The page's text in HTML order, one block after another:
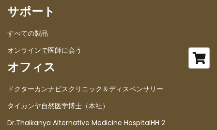
サポート
すべての製品
オンラインで医師に会う
オフィス
ドクターカンナビスクリニック＆ディスペンサリー
タイカンヤ自然医学博士（本社）
Dr.Thaikanya Alternative Medicine HospitalHH 2